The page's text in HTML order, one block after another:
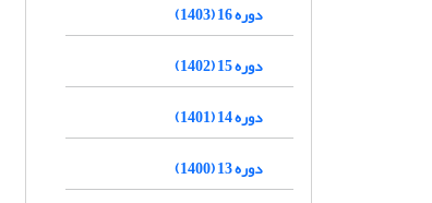
دوره 16 (1403)
دوره 15 (1402)
دوره 14 (1401)
دوره 13 (1400)